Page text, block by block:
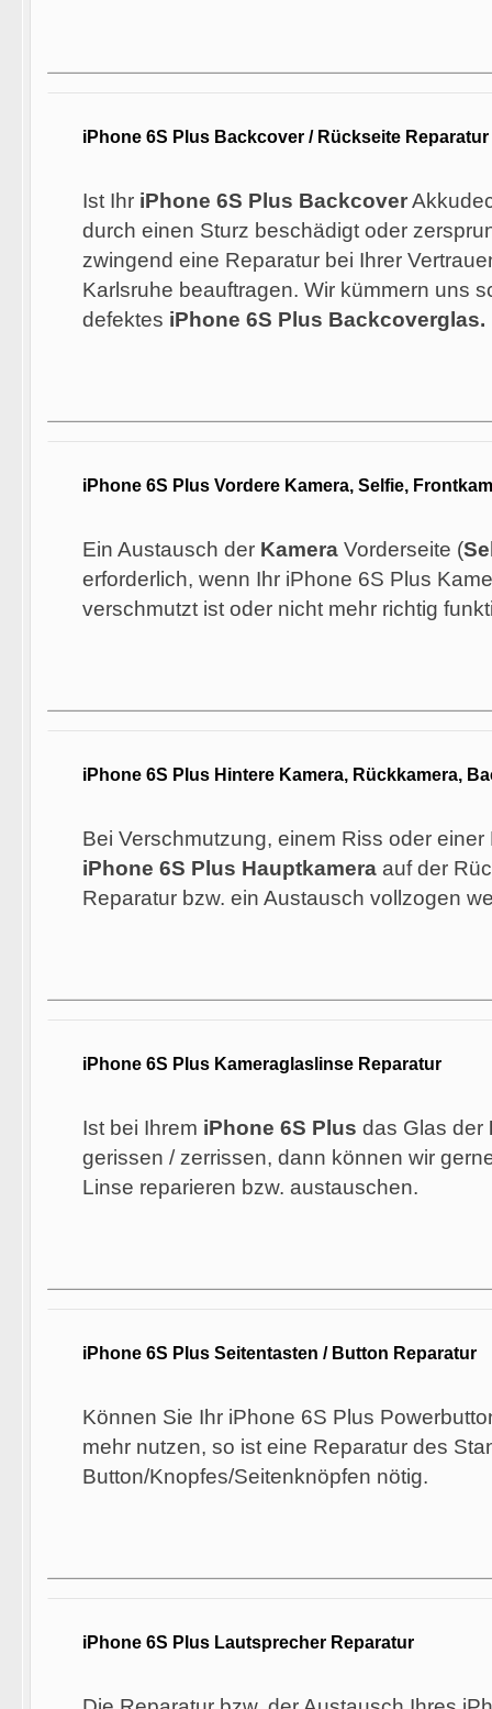
iPhone 6S Plus Backcover / Rückseite Reparatur
Ist Ihr iPhone 6S Plus Backcover
durch einen Sturz beschädigt oder
zwingend eine Reparatur bei Ihrer
Karlsruhe beauftragen. Wir kümmern uns
defektes iPhone 6S Plus Backcoverglas.
iPhone 6S Plus Vordere Kamera, Selfie,
Ein Austausch der Kamera Vorderseite (
erforderlich, wenn Ihr iPhone 6S Plus
verschmutzt ist oder nicht mehr richtig
iPhone 6S Plus Hintere Kamera, Rückkamera,
Bei Verschmutzung, einem Riss oder
iPhone 6S Plus Hauptkamera auf der
Reparatur bzw. ein Austausch vollzogen
iPhone 6S Plus Kameraglaslinse Reparatur
Ist bei Ihrem iPhone 6S Plus das Glas der
gerissen / zerrissen, dann können wir
Linse reparieren bzw. austauschen.
iPhone 6S Plus Seitentasten / Button Reparatur
Können Sie Ihr iPhone 6S Plus
mehr nutzen, so ist eine Reparatur des
Button/Knopfes/Seitenknöpfen nötig.
iPhone 6S Plus Lautsprecher Reparatur